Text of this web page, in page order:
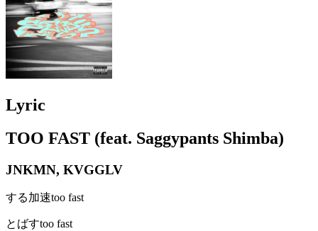
Lyric
TOO FAST (feat. Saggypants Shimba)
JNKMN, KVGGLV
する加速too fast
とばすtoo fast